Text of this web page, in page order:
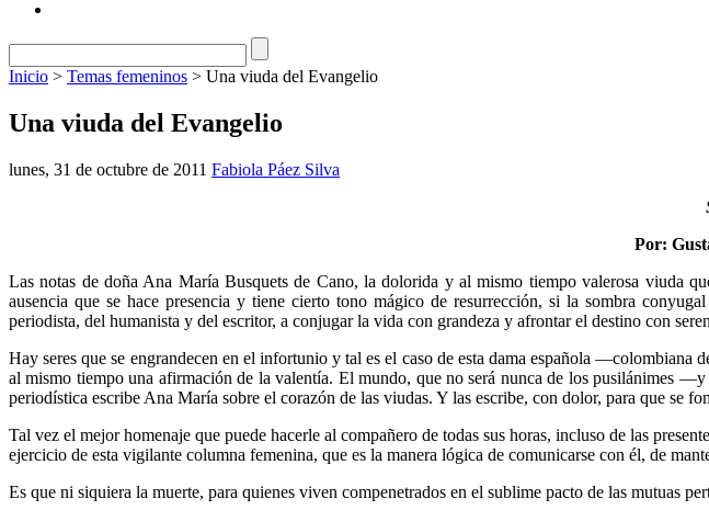
Inicio > Temas femeninos > Una viuda del Evangelio
Una viuda del Evangelio
lunes, 31 de octubre de 2011 Fabiola Páez Silva
Por:
Las notas de doña Ana María Busquets de Cano, la dolorida y al mismo tiempo valerosa viuda
ausencia que se hace presencia y tiene cierto tono mágico de resu­rrección, si la sombra
periodista, del humanista y del es­critor, a conjugar la vida con gran­deza y afrontar el destino con
Hay seres que se engrandecen en el infortunio y tal es el caso de esta dama española
al mismo tiempo una afirmación de la valentía. El mundo, que no será nunca de los pusilánimes
pe­riodística escribe Ana María sobre el corazón de las viudas. Y las escribe, con dolor, para que se
Tal vez el mejor homenaje que puede hacerle al compañero de todas sus horas, incluso de las
ejer­cicio de esta vigilante columna fe­menina, que es la manera lógica de comunicarse con él, de
Es que ni siquiera la muerte, para quienes viven compenetrados en el sublime pacto de las mutuas